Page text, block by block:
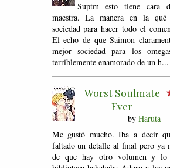
Suptm esto tiene cara
maestra. La manera en la qué
sociedad para hacer todo el
El echo de que Saimon
mejor sociedad para los
terriblemente enamorado de un h...
Worst Soulmate
Ever
by Haruta
Me gustó mucho. Iba a decir
faltado un detalle al final pero ya
de que hay otro volumen y